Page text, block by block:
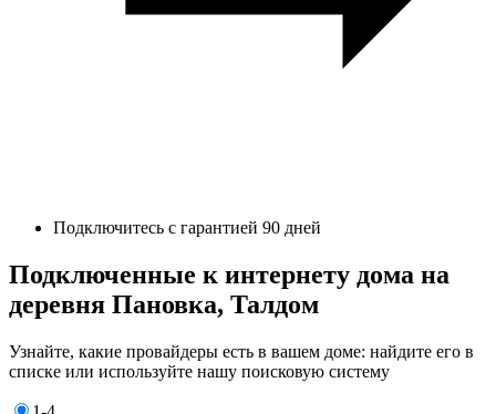
Подключитесь с гарантией 90 дней
Подключенные к интернету дома на
деревня Пановка, Талдом
Узнайте, какие провайдеры есть в вашем доме: найдите его в
списке или используйте нашу поисковую систему